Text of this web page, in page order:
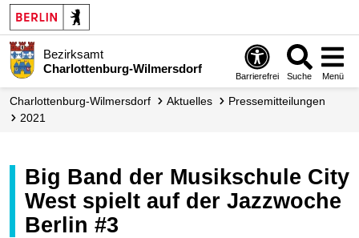
Bezirksamt
Charlottenburg-Wilmersdorf
Barrierefrei Suche Menü
Charlottenburg-Wilmersdorf Aktuelles
Presse­mitteilungen
2021
Big Band der Musikschule City
West spielt auf der Jazzwoche
Berlin #3